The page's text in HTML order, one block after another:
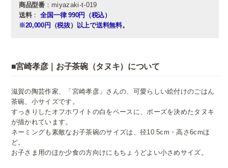
商品型番：miyazaki-t-019
送料： 全国一律 990円（税込）
※20,000円（税抜）以上で送料無料。
■宮崎孝彦｜お子茶碗（タヌキ）について
滋賀の陶芸作家、「宮崎孝彦」さんの、可愛らしい絵付けのごはん
茶碗、小サイズです。
すっきりしたオフホワイトの白をベースに、ポーズを決めたタヌキ
が描かれています。
ネーミングも素敵なお子茶碗のサイズは、径10.5cm・高さ6cmほ
ど。
お子さま用のほか少食の方向けにもちょうどよい小さめサイズ。